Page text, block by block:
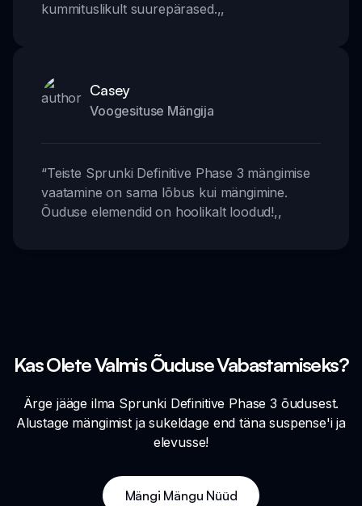
kummituslikult suurepärased.,,
Casey
Voogesituse Mängija
“Teiste Sprunki Definitive Phase 3 mängimise
vaatamine on sama lõbus kui mängimine.
Õuduse elemendid on hoolikalt loodud!,,
Kas Olete Valmis Õuduse Vabastamiseks?
Ärge jääge ilma Sprunki Definitive Phase 3 õudusest.
Alustage mängimist ja sukeldage end täna suspense'i ja
elevusse!
Mängi Mängu Nüüd